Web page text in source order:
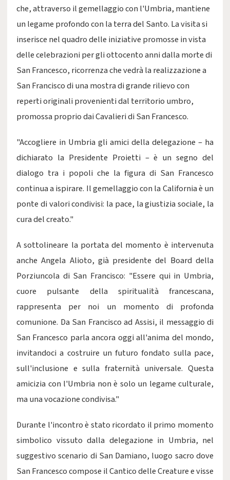
che, attraverso il gemellaggio con l'Umbria, mantiene
un legame profondo con la terra del Santo. La visita si
inserisce nel quadro delle iniziative promosse in vista
delle celebrazioni per gli ottocento anni dalla morte di
San Francesco, ricorrenza che vedrà la realizzazione a
San Francisco di una mostra di grande rilievo con
reperti originali provenienti dal territorio umbro,
promossa proprio dai Cavalieri di San Francesco.
"Accogliere in Umbria gli amici della delegazione – ha
dichiarato la Presidente Proietti – è un segno del
dialogo tra i popoli che la figura di San Francesco
continua a ispirare. Il gemellaggio con la California è un
ponte di valori condivisi: la pace, la giustizia sociale, la
cura del creato."
A sottolineare la portata del momento è intervenuta
anche Angela Alioto, già presidente del Board della
Porziuncola di San Francisco: "Essere qui in Umbria,
cuore pulsante della spiritualità francescana,
rappresenta per noi un momento di profonda
comunione. Da San Francisco ad Assisi, il messaggio di
San Francesco parla ancora oggi all'anima del mondo,
invitandoci a costruire un futuro fondato sulla pace,
sull'inclusione e sulla fraternità universale. Questa
amicizia con l'Umbria non è solo un legame culturale,
ma una vocazione condivisa."
Durante l'incontro è stato ricordato il primo momento
simbolico vissuto dalla delegazione in Umbria, nel
suggestivo scenario di San Damiano, luogo sacro dove
San Francesco compose il Cantico delle Creature e visse